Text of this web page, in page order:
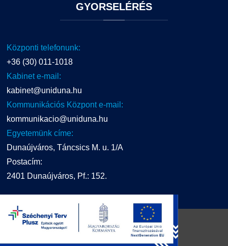
GYORSELÉRÉS
Központi telefonunk:
+36 (30) 011-1018
Kabinet e-mail:
kabinet@uniduna.hu
Kommunikációs Központ e-mail:
kommunikacio@uniduna.hu
Egyetemünk címe:
Dunaújváros, Táncsics M. u. 1/A
Postacím:
2401 Dunaújváros, Pf.: 152.
UNIDUNA 2016